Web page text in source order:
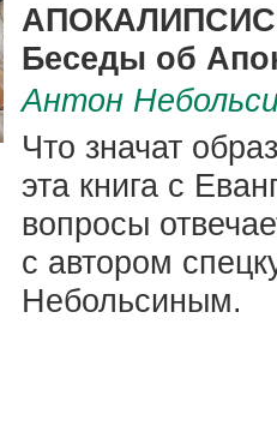
Беседы об
Антон
Что значат
эта книга с
вопросы
с автором
Небольсиным.